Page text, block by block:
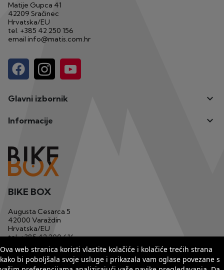
Matije Gupca 41
42209 Sračinec
Hrvatska/EU
tel. +385 42 250 156
email info@matis.com.hr
Glavni izbornik 
Informacije 
Ova web stranica koristi vlastite kolačiće i kolačiće trećih strana
kako bi poboljšala svoje usluge i prikazala vam oglase povezane s
BIKE BOX
Augusta Cesarca 5
42000 Varaždin
Hrvatska/EU
tel.+385 42 200 616
mob. +385 91 1233 629
emailbikebox1@matis.com.hr